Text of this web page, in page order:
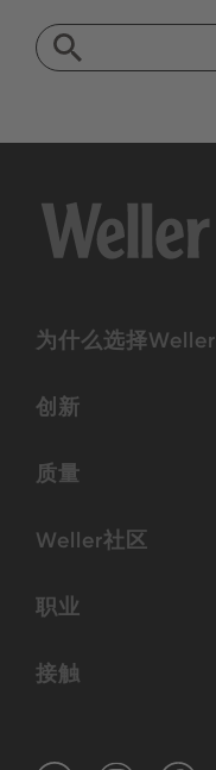
为什么选择Weller
创新
质量
Weller社区
职业
接触